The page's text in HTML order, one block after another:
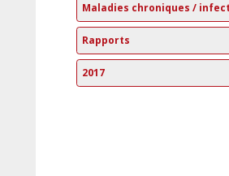
Maladies chroniques /
Rapports
2017